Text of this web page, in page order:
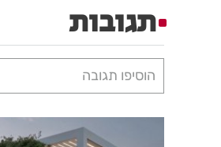
תגובות
הוסיפו תגובה